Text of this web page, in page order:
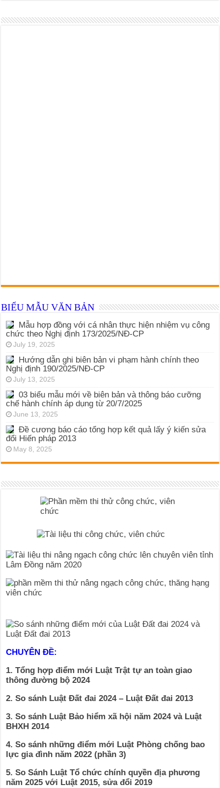
BIỂU MẪU VĂN BẢN
Mẫu hợp đồng với cá nhân thực hiện nhiệm vụ công
chức theo Nghị định 173/2025/NĐ-CP
July 19, 2025
Hướng dẫn ghi biên bản vi phạm hành chính theo
Nghị định 190/2025/NĐ-CP
July 13, 2025
03 biểu mẫu mới về biên bản và thông báo cưỡng
chế hành chính áp dụng từ 20/7/2025
June 13, 2025
Đề cương báo cáo tổng hợp kết quả lấy ý kiến sửa
đổi Hiến pháp 2013
May 8, 2025
CHUYÊN ĐỀ:
1. Tổng hợp điểm mới Luật Trật tự an toàn giao
thông đường bộ 2024
2. So sánh Luật Đất đai 2024 – Luật Đất đai 2013
3. So sánh Luật Bảo hiểm xã hội năm 2024 và Luật
BHXH 2014
4. So sánh những điểm mới Luật Phòng chống bao
lực gia đình năm 2022 (phần 3)
5. So Sánh Luật Tổ chức chính quyền địa phương
năm 2025 với Luật 2015, sửa đổi 2019